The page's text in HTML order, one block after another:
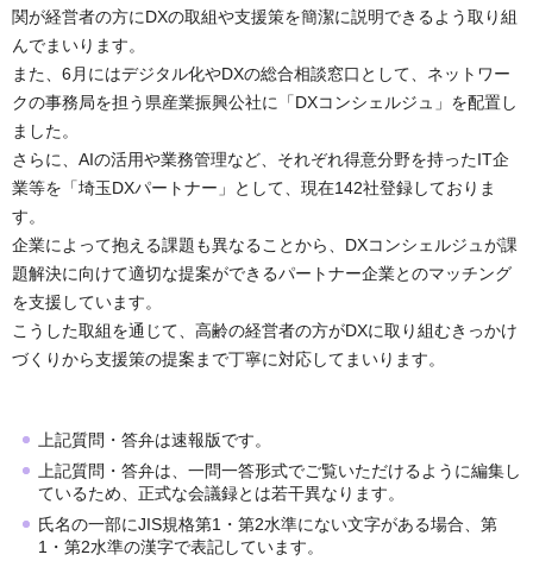
関が経営者の方にDXの取組や支援策を簡潔に説明できるよう取り組
んでまいります。
また、6月にはデジタル化やDXの総合相談窓口として、ネットワー
クの事務局を担う県産業振興公社に「DXコンシェルジュ」を配置し
ました。
さらに、AIの活用や業務管理など、それぞれ得意分野を持ったIT企
業等を「埼玉DXパートナー」として、現在142社登録しておりま
す。
企業によって抱える課題も異なることから、DXコンシェルジュが課
題解決に向けて適切な提案ができるパートナー企業とのマッチング
を支援しています。
こうした取組を通じて、高齢の経営者の方がDXに取り組むきっかけ
づくりから支援策の提案まで丁寧に対応してまいります。
上記質問・答弁は速報版です。
上記質問・答弁は、一問一答形式でご覧いただけるように編集し
ているため、正式な会議録とは若干異なります。
氏名の一部にJIS規格第1・第2水準にない文字がある場合、第
1・第2水準の漢字で表記しています。